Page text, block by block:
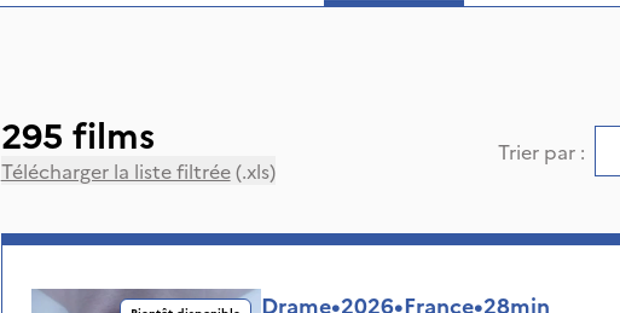
295 films
Télécharger la liste filtrée(.xls)
Trier par :
Drame•2026•France•28min